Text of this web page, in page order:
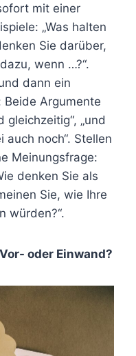
mit einer
„Was halten
Sie darüber,
wenn …?“.
dann ein
Argumente
„und
auch noch“. Stellen
Meinungsfrage:
denken Sie als
Sie, wie Ihre
würden?“.
oder Einwand?